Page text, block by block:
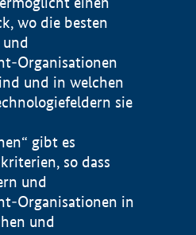
wo die besten
Organisationen
und in welchen
sie
gibt es
so dass
und
Organisationen in
und